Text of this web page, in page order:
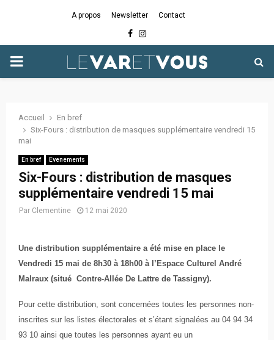
A propos Newsletter Contact
Facebook
Instagram
PRIMARY
Accueil
En bref
Six-Fours : distribution de masques supplémentaire vendredi 15
mai
En bref Evenements
Six-Fours : distribution de masques
supplémentaire vendredi 15 mai
Par Clementine 12 mai 2020
Une distribution supplémentaire a été mise en place le
Vendredi 15 mai de 8h30 à 18h00 à l’Espace Culturel André
Malraux (situé Contre-Allée De Lattre de Tassigny).
Pour cette distribution, sont concernées toutes les personnes non-
inscrites sur les listes électorales et s’étant signalées au 04 94 34
93 10 ainsi que toutes les personnes ayant eu un